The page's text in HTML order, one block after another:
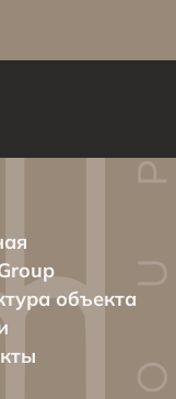
объекта